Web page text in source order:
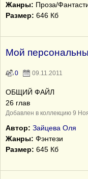
Жанры: Проза/
Размер: 646 Кб
Мой
0 09.11.2011
ОБЩИЙ ФАЙЛ
26 глав
Добавлен в коллекцию 9
Автор: Зайцева Оля
Жанры: Фэнтези
Размер: 645 Кб